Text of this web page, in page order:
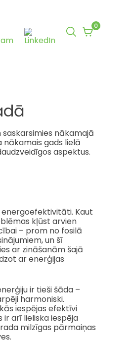
0
0
nākamajā
gads lielā
aspektus.
Kaut
kļūst arvien
– prom no fosilā
un šī
ar zināšanām šajā
ar enerģijas
ir tieši šāda –
harmoniski.
iespējas efektīvi
arī lieliska iespēja
milzīgas pārmaiņas